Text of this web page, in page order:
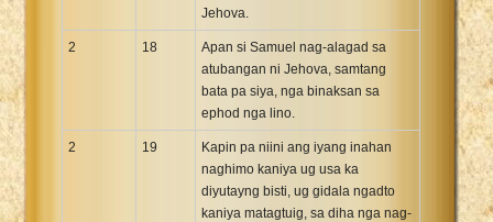
Jehova.
2 18
Apan si Samuel nag-alagad sa
atubangan ni Jehova, samtang
bata pa siya, nga binaksan sa
ephod nga lino.
2 19
Kapin pa niini ang iyang inahan
naghimo kaniya ug usa ka
diyutayng bisti, ug gidala ngadto
kaniya matagtuig, sa diha nga nag-